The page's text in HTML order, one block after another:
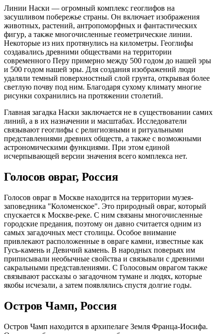
Линии Наски — огромный комплекс геоглифов на
засушливом побережье страны. Он включает изображения
животных, растений, антропоморфных и фантастических
фигур, а также многочисленные геометрические линии.
Некоторые из них протянулись на километры. Геоглифы
создавались древними обществами на территории
современного Перу примерно между 500 годом до нашей эры
и 500 годом нашей эры. Для создания изображений люди
удаляли темный поверхностный слой грунта, открывая более
светлую почву под ним. Благодаря сухому климату многие
рисунки сохранились на протяжении столетий.
Главная загадка Наски заключается не в существовании самих
линий, а в их назначении и масштабах. Исследователи
связывают геоглифы с религиозными и ритуальными
представлениями древних обществ, а также с возможными
астрономическими функциями. При этом единой
исчерпывающей версии значения всего комплекса нет.
Голосов овраг, Россия
Голосов овраг в Москве находится на территории музея-
заповедника "Коломенское". Это природный овраг, который
спускается к Москве-реке. С ним связаны многочисленные
городские предания, поэтому он давно считается одним из
самых загадочных мест столицы. Особое внимание
привлекают расположенные в овраге камни, известные как
Гусь-камень и Девичий камень. В народных поверьях им
приписывали необычные свойства и связывали с древними
сакральными представлениями. С Голосовым оврагом также
связывают рассказы о загадочном тумане и людях, которые
якобы исчезали, а затем появлялись спустя долгие годы.
Остров Чамп, Россия
Остров Чамп находится в архипелаге Земля Франца-Иосифа.